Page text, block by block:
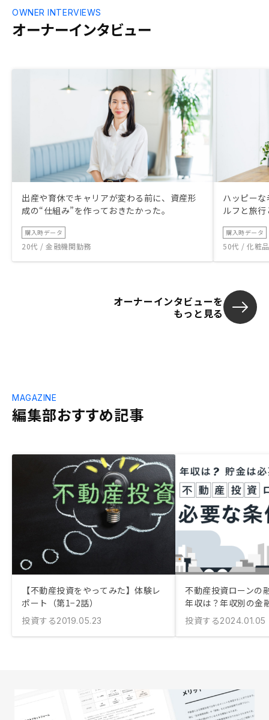
オーナーインタビュー
OWNER INTERVIEWS
出産や育休でキャリアが変わる前に、資産形
成の“仕組み”を作っておきたかった。
購入時データ
20代 / 金融機関勤務
ハッピー
ルフと旅
購入時データ
50代 / 化粧
オーナーインタビューを
もっと見る
編集部おすすめ記事
MAGAZINE
【不動産投資をやってみた】体験レ
ポート（第1−2話）
投資する2019.05.23
不動産投資ローンの
年収は？年収別の金
投資する2024.01.05